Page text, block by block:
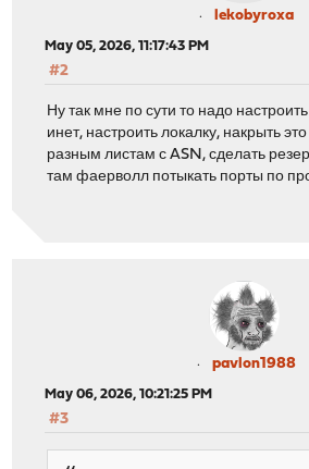
lekobyroxa
May 05, 2026, 11:17:43 PM
#2
Ну так мне по сути то надо
инет, настроить локалку, накрыть
разным листам с ASN, сделать
там фаерволл потыкать порты по
pavlon1988
May 06, 2026, 10:21:25 PM
#3